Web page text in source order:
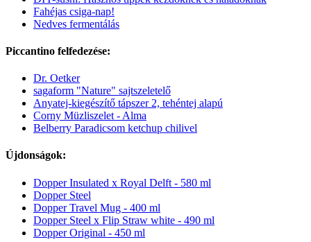
Fahéjas csiga-nap!
Nedves fermentálás
Piccantino felfedezése:
Dr. Oetker
sagaform "Nature" sajtszeletelő
Anyatej-kiegészítő tápszer 2, tehéntej alapú
Corny Müzliszelet - Alma
Belberry Paradicsom ketchup chilivel
Újdonságok:
Dopper Insulated x Royal Delft - 580 ml
Dopper Steel
Dopper Travel Mug - 400 ml
Dopper Steel x Flip Straw white - 490 ml
Dopper Original - 450 ml